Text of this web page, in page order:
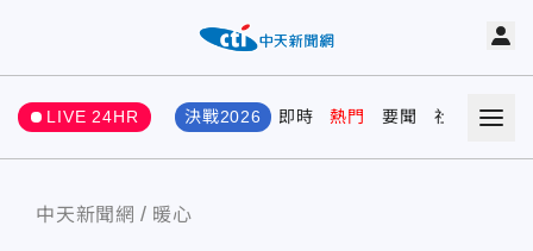
LIVE 24HR 決戰2026 即時 熱門 要聞 社會 娛樂
中天新聞網 暖心